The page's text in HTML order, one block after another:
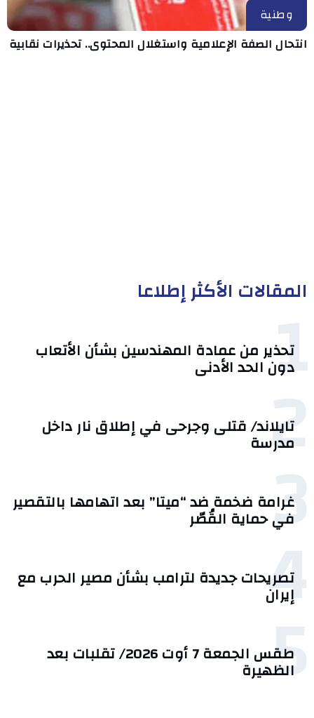
وطنية
انتحال الصفة الإعلامية واستغلال المحتوى.. تحذيرات نقابية
المقالات الأكثر إطلاعا
1
تحذير من عمادة المهندسين بشأن الأتعاب
دون الحد الأدنى
2
تايلاند/ قتلى وجرحى في إطلاق نار داخل
مدرسة
3
غرامة ضخمة ضد “ميتا” بعد اتهامها بالتقصير
في حماية القُصّر
4
تصريحات جديدة لترامب بشأن مصير الحرب مع
إيران
5 طقس الجمعة 7 أوت 2026/ تقلبات بعد
الظهيرة